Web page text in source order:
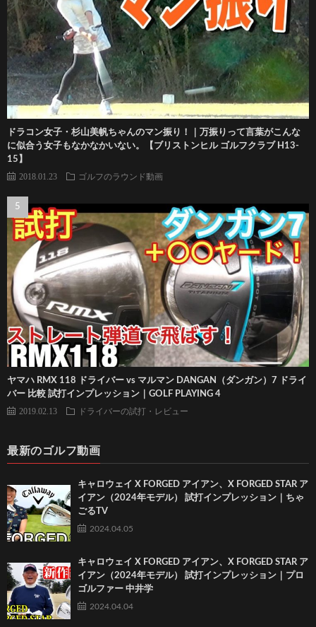
ドラコン女子・杉山美帆ちゃんのマン振り！｜万振りって言葉がこんな
に似合う女子もなかなかいない。【ブリストンヒル ゴルフクラブ H13-
15】
2018.01.23 ゴルフのラウンド動画
ヤマハ RMX 118 ドライバー vs マルマン DANGAN（ダンガン）7 ドライ
バー 比較 試打インプレッション｜GOLF PLAYING 4
2019.02.13 ドライバーの試打・レビュー
最新のゴルフ動画
キャロウェイ X FORGED アイアン、X FORGED STAR ア
イアン（2024年モデル） 試打インプレッション｜ちゃ
ごるTV
2024.04.05
キャロウェイ X FORGED アイアン、X FORGED STAR ア
イアン（2024年モデル） 試打インプレッション｜プロ
ゴルファー 中井学
2024.04.04